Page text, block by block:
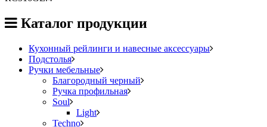
Каталог продукции
Кухонный рейлинги и навесные аксессуары
Подстолья
Ручки мебельные
Благородный черный
Ручка профильная
Soul
Light
Techno